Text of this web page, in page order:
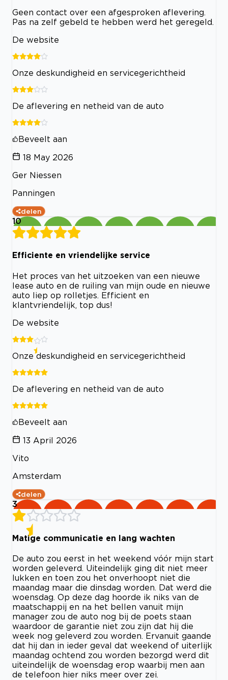
Geen contact over een afgesproken aflevering.
Pas na zelf gebeld te hebben werd het geregeld.
De website
Onze deskundigheid en servicegerichtheid
De aflevering en netheid van de auto
Beveelt aan
18 May 2026
Ger Niessen
Panningen
delen
10
Efficiente en vriendelijke service
Het proces van het uitzoeken van een nieuwe
lease auto en de ruiling van mijn oude en nieuwe
auto liep op rolletjes. Efficient en
klantvriendelijk, top dus!
De website
Onze deskundigheid en servicegerichtheid
De aflevering en netheid van de auto
Beveelt aan
13 April 2026
Vito
Amsterdam
delen
3
Matige communicatie en lang wachten
De auto zou eerst in het weekend vóór mijn start
worden geleverd. Uiteindelijk ging dit niet meer
lukken en toen zou het onverhoopt niet die
maandag maar die dinsdag worden. Dat werd die
woensdag. Op deze dag hoorde ik niks van de
maatschappij en na het bellen vanuit mijn
manager zou de auto nog bij de poets staan
waardoor de garantie niet zou zijn dat hij die
week nog geleverd zou worden. Ervanuit gaande
dat hij dan in ieder geval dat weekend of uiterlijk
maandag ochtend zou worden bezorgd werd dit
uiteindelijk de woensdag erop waarbij men aan
de telefoon hier niks meer over zei.